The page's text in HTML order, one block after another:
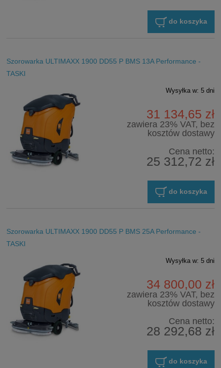
do koszyka
Szorowarka ULTIMAXX 1900 DD55 P BMS 13A Performance -
TASKI
Wysyłka w: 5 dni
31 134,65 zł
zawiera 23% VAT, bez
kosztów dostawy
Cena netto:
25 312,72 zł
do koszyka
Szorowarka ULTIMAXX 1900 DD55 P BMS 25A Performance -
TASKI
Wysyłka w: 5 dni
34 800,00 zł
zawiera 23% VAT, bez
kosztów dostawy
Cena netto:
28 292,68 zł
do koszyka